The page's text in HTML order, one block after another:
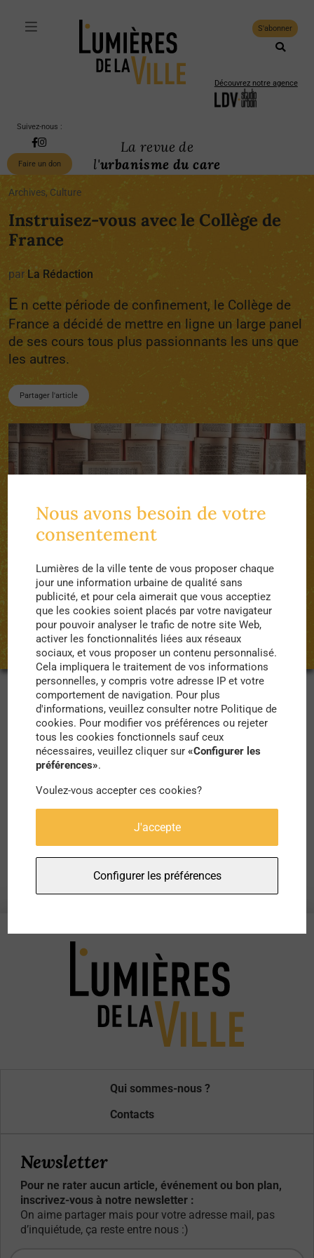
S'abonner
Découvrez notre agence
Suivez-nous :
Faire un don
La revue de
l'urbanisme du care
Archives, Culture
Instruisez-vous avec le Collège de
France
par La Rédaction
E n cette période de confinement, le Collège de
France a décidé de mettre en ligne un large panel
de ses cours tous plus passionnants les uns que
les autres.
Partager l'article
Vous avez plus de temps que d’habitude ? Cela
tombe bien, le Collège de France vous propose
l’accès à 10 000 cours mis en ligne gratuitement
https://www.college-de-
france.fr/site/audio-video/
Qui sommes-nous ?
Contacts
Newsletter
Pour ne rater aucun article, événement ou bon plan,
inscrivez-vous à notre newsletter :
On aime partager mais pour votre adresse mail, pas
d’inquiétude, ça reste entre nous :)
Nous avons besoin de votre
consentement
Lumières de la ville tente de vous proposer chaque
jour une information urbaine de qualité sans
publicité, et pour cela aimerait que vous acceptiez
que les cookies soient placés par votre navigateur
pour pouvoir analyser le trafic de notre site Web,
activer les fonctionnalités liées aux réseaux
sociaux, et vous proposer un contenu personnalisé.
Cela impliquera le traitement de vos informations
personnelles, y compris votre adresse IP et votre
comportement de navigation. Pour plus
d'informations, veuillez consulter notre Politique de
cookies. Pour modifier vos préférences ou rejeter
tous les cookies fonctionnels sauf ceux
nécessaires, veuillez cliquer sur«Configurer les
préférences».
Voulez-vous accepter ces cookies?
J'accepte
Configurer les préférences